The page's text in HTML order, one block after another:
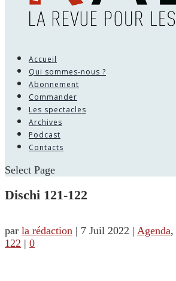
Accueil
Qui sommes-nous ?
Abonnement
Commander
Les spectacles
Archives
Podcast
Contacts
Select Page
Dischi 121-122
par la rédaction | 7 Juil 2022 | Agenda,
122 | 0